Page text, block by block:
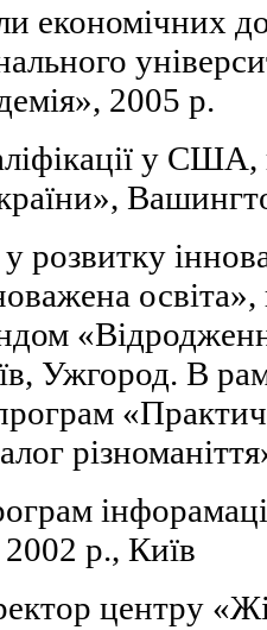
економічних
2005 р.
у
розвитку
освіта»,
Ужгород. В
р., Київ
центру